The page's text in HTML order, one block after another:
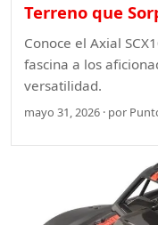
Terreno que
Conoce el Axial
fascina a los
versatilidad.
mayo 31, 2026 · por